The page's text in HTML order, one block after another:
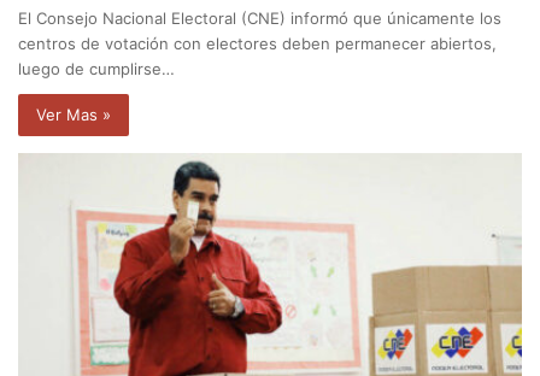
El Consejo Nacional Electoral (CNE) informó que únicamente los
centros de votación con electores deben permanecer abiertos,
luego de cumplirse…
Ver Mas »